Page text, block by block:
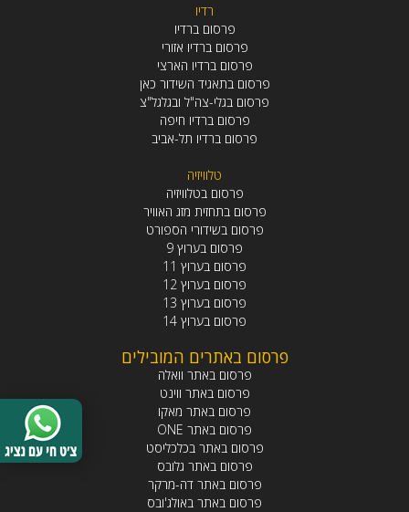
רדיו
פרסום ברדיו
פרסום ברדיו אזורי
פרסום ברדיו הארצי
פרסום בתאגיד השידור כאן
פרסום בגלי-צה"ל ובגלגל"צ
פרסום ברדיו חיפה
פרסום ברדיו תל-אביב
טלוויזיה
פרסום בטלוויזיה
פרסום בתחזית מזג האוויר
פרסום בשידורי הספורט
פרסום בערוץ 9
פרסום בערוץ 11
פרסום בערוץ 12
פרסום בערוץ 13
פרסום בערוץ 14
פרסום באתרים המובילים
פרסום באתר וואלה
פרסום באתר ווינט
פרסום באתר מאקו
פרסום באתר ONE
פרסום באתר בכלכליסט
פרסום באתר גלובס
פרסום באתר דה-מרקר
פרסום באתר באולג'ובס